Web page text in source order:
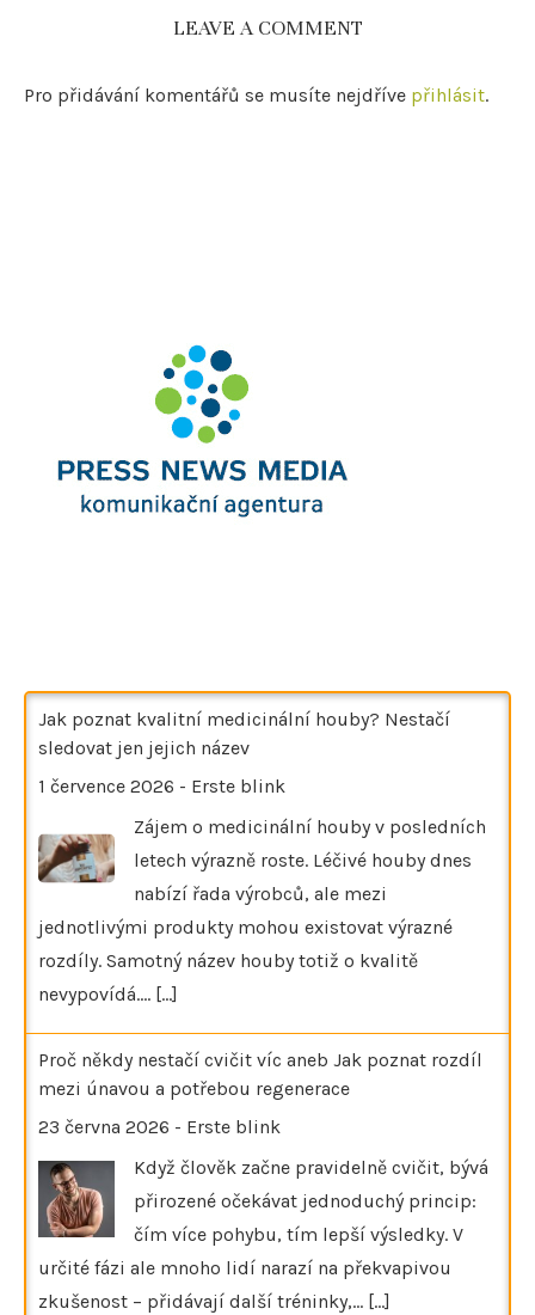
LEAVE A COMMENT
Pro přidávání komentářů se musíte nejdříve přihlásit.
Jak poznat kvalitní medicinální houby? Nestačí
sledovat jen jejich název
1 července 2026 - Erste blink
Zájem o medicinální houby v posledních
letech výrazně roste. Léčivé houby dnes
nabízí řada výrobců, ale mezi
jednotlivými produkty mohou existovat výrazné
rozdíly. Samotný název houby totiž o kvalitě
nevypovídá.… [...]
Proč někdy nestačí cvičit víc aneb Jak poznat rozdíl
mezi únavou a potřebou regenerace
23 června 2026 - Erste blink
Když člověk začne pravidelně cvičit, bývá
přirozené očekávat jednoduchý princip:
čím více pohybu, tím lepší výsledky. V
určité fázi ale mnoho lidí narazí na překvapivou
zkušenost – přidávají další tréninky,… [...]